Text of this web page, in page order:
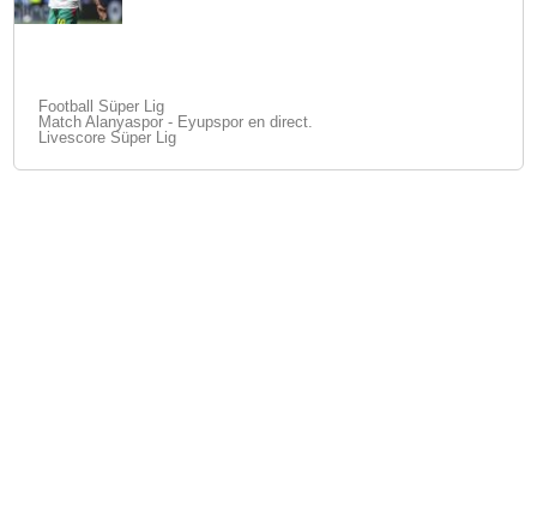
Football Süper Lig
Match Alanyaspor - Eyupspor en direct.
Livescore Süper Lig